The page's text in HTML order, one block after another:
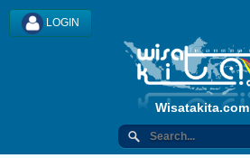
LOGIN
Wisatakita.com